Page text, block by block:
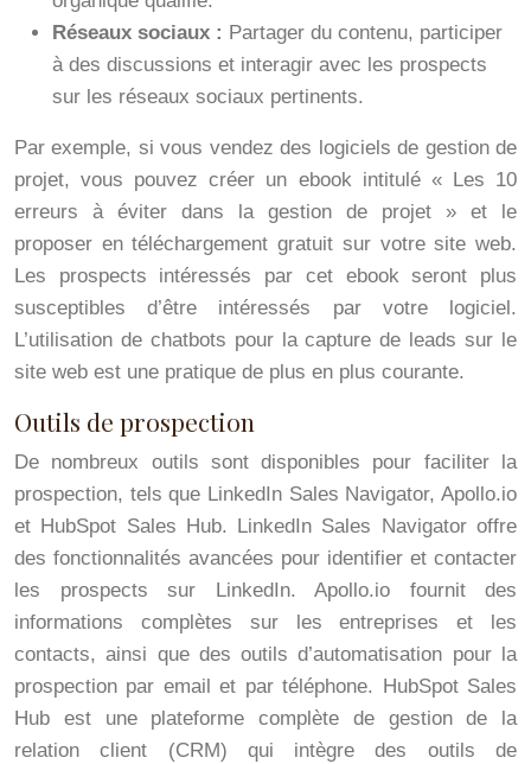
Réseaux sociaux : Partager du contenu, participer
à des discussions et interagir avec les prospects
sur les réseaux sociaux pertinents.
Par exemple, si vous vendez des logiciels de gestion de
projet, vous pouvez créer un ebook intitulé « Les 10
erreurs à éviter dans la gestion de projet » et le
proposer en téléchargement gratuit sur votre site web.
Les prospects intéressés par cet ebook seront plus
susceptibles d’être intéressés par votre logiciel.
L’utilisation de chatbots pour la capture de leads sur le
site web est une pratique de plus en plus courante.
Outils de prospection
De nombreux outils sont disponibles pour faciliter la
prospection, tels que LinkedIn Sales Navigator, Apollo.io
et HubSpot Sales Hub. LinkedIn Sales Navigator offre
des fonctionnalités avancées pour identifier et contacter
les prospects sur LinkedIn. Apollo.io fournit des
informations complètes sur les entreprises et les
contacts, ainsi que des outils d’automatisation pour la
prospection par email et par téléphone. HubSpot Sales
Hub est une plateforme complète de gestion de la
relation client (CRM) qui intègre des outils de